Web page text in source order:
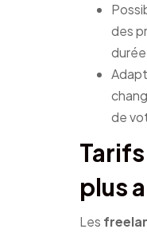
des
de
plus
Les